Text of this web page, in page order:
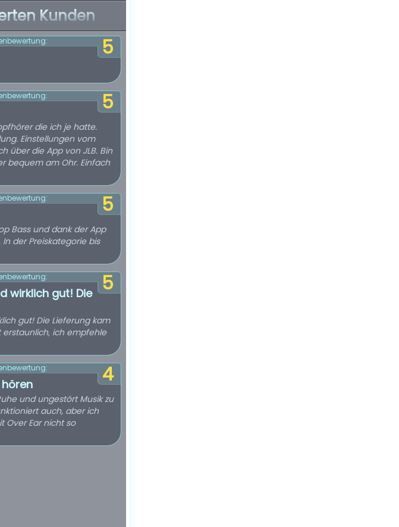
Kunden
5
5
die ich je hatte.
Einstellungen vom
über die App von JLB. Bin
bequem am Ohr. Einfach
5
Bass und dank der App
der Preiskategorie bis
5
wirklich gut! Die
gut! Die Lieferung kam
erstaunlich, ich empfehle
4
hören
und ungestört Musik zu
auch, aber ich
Over Ear nicht so